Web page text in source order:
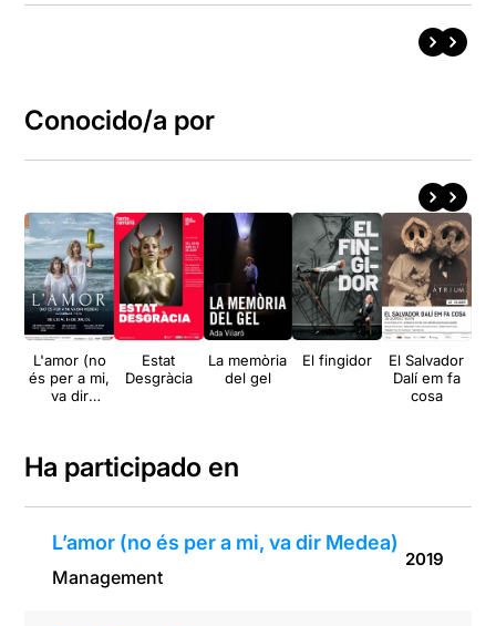
Conocido/a por
L'amor (no
és per a mi,
va dir
Estat
Desgràcia
La memòria
del gel
El fingidor
El Salvador
Dalí em fa
cosa
Ha participado en
L’amor (no és per a mi, va dir Medea)
Management
2019